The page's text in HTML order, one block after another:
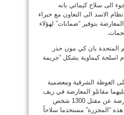
الى سلاح كيمائي بانه
الاسد الى التعاون مع خبراء
بتوفير “ضمانات” لهؤلاء
المتحدة بان كي مون حذر
اسلحة كيماوية يشكل “جريمة
الغوطة الشرقية ومعضمية
مقاتلو المعارضة في ريف
دمشق. وتحدثت المعارضة عن مقتل 1300 شخص
هذه “المجزرة” مستخدما سلاحاً